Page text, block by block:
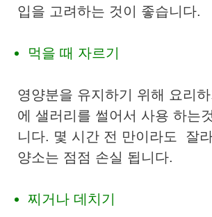
입을 고려하는 것이 좋습니다.
먹을 때 자르기
영양분을 유지하기 위해 요리
에 샐러리를 썰어서 사용 하는
니다. 몇 시간 전 만이라도 잘
양소는 점점 손실 됩니다.
찌거나 데치기